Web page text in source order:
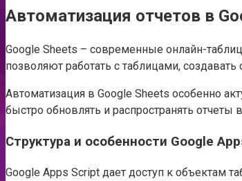
Автоматизация отчетов в
Google Sheets – современные онлайн-
позволяют работать с таблицами,
Автоматизация в Google Sheets особенно
быстро обновлять и распространять
Структура и особенности Google
Google Apps Script дает доступ к объектам